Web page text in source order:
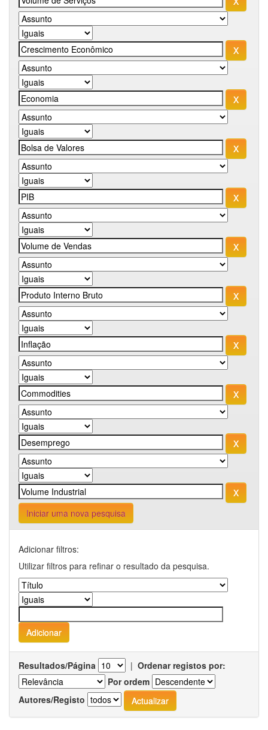
Iniciar uma nova pesquisa
Adicionar filtros:
Utilizar filtros para refinar o resultado da pesquisa.
Resultados/Página | Ordenar registos por:
Por ordem
Autores/Registo